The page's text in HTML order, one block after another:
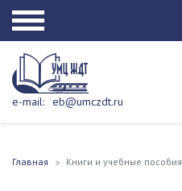
e-mail: eb@umczdt.ru
Главная Книги и учебные пособия